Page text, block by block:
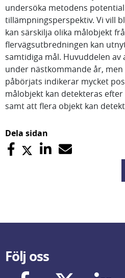
undersöka metodens
tillämpningsperspektiv. Vi vill
kan särskilja olika målobjekt
flervägsutbredningen kan
samtidiga mål. Huvuddelen
under nästkommande år, men
påbörjats indikerar mycket
målobjekt kan detekteras
samt att flera objekt kan
Dela sidan
Följ oss